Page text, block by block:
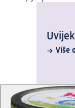
Više